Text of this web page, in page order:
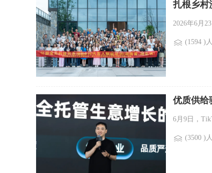
扎根乡村
2026年6月
(1594 )
优质供给
6月9日，
(3500 )